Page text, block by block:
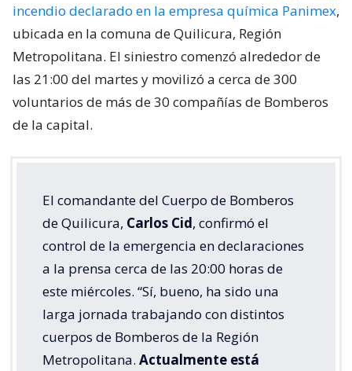
incendio declarado en la empresa química Panimex,
ubicada en la comuna de Quilicura, Región
Metropolitana. El siniestro comenzó alrededor de
las 21:00 del martes y movilizó a cerca de 300
voluntarios de más de 30 compañías de Bomberos
de la capital.
El comandante del Cuerpo de Bomberos
de Quilicura, Carlos Cid, confirmó el
control de la emergencia en declaraciones
a la prensa cerca de las 20:00 horas de
este miércoles. “Sí, bueno, ha sido una
larga jornada trabajando con distintos
cuerpos de Bomberos de la Región
Metropolitana. Actualmente está